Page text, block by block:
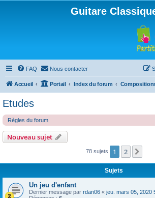
Guitare
FAQ Nous contacter
Accueil Portail Index du forum
Etudes
Règles du forum
Nouveau sujet
78 sujets 1 2
Sujets
Un jeu d'enfant
Dernier message par rdan06 « jeu. mars 05, 2020